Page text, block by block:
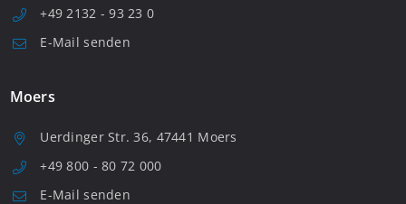
+49 2132 - 93 23 0
E-Mail senden
Moers
Uerdinger Str. 36, 47441 Moers
+49 800 - 80 72 000
E-Mail senden